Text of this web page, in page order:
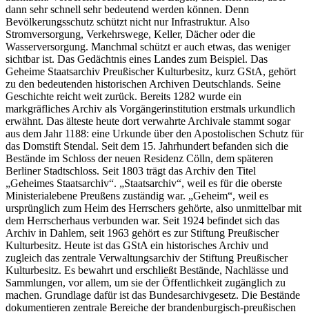
dann sehr schnell sehr bedeutend werden können. Denn
Bevölkerungsschutz schützt nicht nur Infrastruktur. Also
Stromversorgung, Verkehrswege, Keller, Dächer oder die
Wasserversorgung. Manchmal schützt er auch etwas, das weniger
sichtbar ist. Das Gedächtnis eines Landes zum Beispiel. Das
Geheime Staatsarchiv Preußischer Kulturbesitz, kurz GStA, gehört
zu den bedeutenden historischen Archiven Deutschlands. Seine
Geschichte reicht weit zurück. Bereits 1282 wurde ein
markgräfliches Archiv als Vorgängerinstitution erstmals urkundlich
erwähnt. Das älteste heute dort verwahrte Archivale stammt sogar
aus dem Jahr 1188: eine Urkunde über den Apostolischen Schutz für
das Domstift Stendal. Seit dem 15. Jahrhundert befanden sich die
Bestände im Schloss der neuen Residenz Cölln, dem späteren
Berliner Stadtschloss. Seit 1803 trägt das Archiv den Titel
„Geheimes Staatsarchiv“. „Staatsarchiv“, weil es für die oberste
Ministerialebene Preußens zuständig war. „Geheim“, weil es
ursprünglich zum Heim des Herrschers gehörte, also unmittelbar mit
dem Herrscherhaus verbunden war. Seit 1924 befindet sich das
Archiv in Dahlem, seit 1963 gehört es zur Stiftung Preußischer
Kulturbesitz. Heute ist das GStA ein historisches Archiv und
zugleich das zentrale Verwaltungsarchiv der Stiftung Preußischer
Kulturbesitz. Es bewahrt und erschließt Bestände, Nachlässe und
Sammlungen, vor allem, um sie der Öffentlichkeit zugänglich zu
machen. Grundlage dafür ist das Bundesarchivgesetz. Die Bestände
dokumentieren zentrale Bereiche der brandenburgisch-preußischen